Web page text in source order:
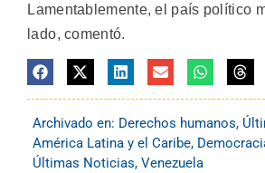
Lamentablemente, el país político
lado, comentó.
Archivado en: Derechos humanos,
América Latina y el Caribe,
Últimas Noticias, Venezuela